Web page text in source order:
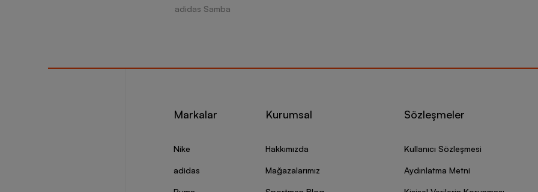
adidas Samba
Markalar
Nike
adidas
Kurumsal
Hakkımızda
Mağazalarımız
Sözleşmeler
Kullanıcı Sözleşmesi
Aydınlatma Metni